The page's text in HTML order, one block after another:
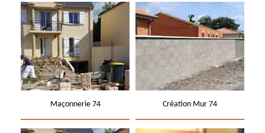
Maçonnerie 74 Création Mur 74